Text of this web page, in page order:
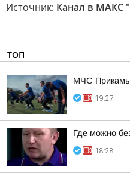
Источник: Канал в МАКС
ТОП
МЧС
19:27
Где можно
18:28